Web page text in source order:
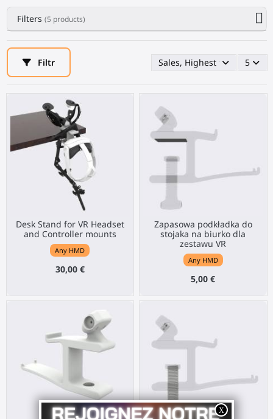
Filters (5 products)
Filtr Sales, Highest first 5
Desk Stand for VR Headset
and Controller mounts
Any HMD
30,00 €
Zapasowa podkładka do
stojaka na biurko dla
zestawu VR
Any HMD
5,00 €